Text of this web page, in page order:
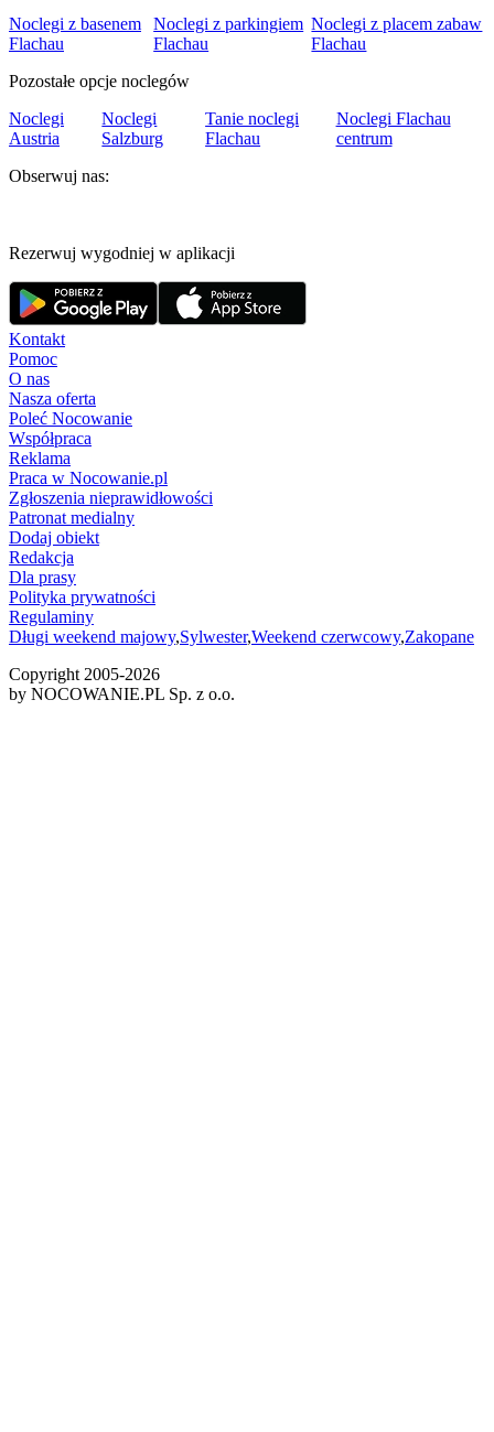
Noclegi z basenem
Flachau
Noclegi z parkingiem
Flachau
Noclegi z placem zabaw
Flachau
Pozostałe opcje noclegów
Noclegi
Austria
Noclegi
Salzburg
Tanie noclegi
Flachau
Noclegi Flachau
centrum
Obserwuj nas:
Rezerwuj wygodniej w aplikacji
Kontakt
Pomoc
O nas
Nasza oferta
Poleć Nocowanie
Współpraca
Reklama
Praca w Nocowanie.pl
Zgłoszenia nieprawidłowości
Patronat medialny
Dodaj obiekt
Redakcja
Dla prasy
Polityka prywatności
Regulaminy
Długi weekend majowy,Sylwester,Weekend czerwcowy,Zakopane
Copyright 2005-2026
by NOCOWANIE.PL Sp. z o.o.